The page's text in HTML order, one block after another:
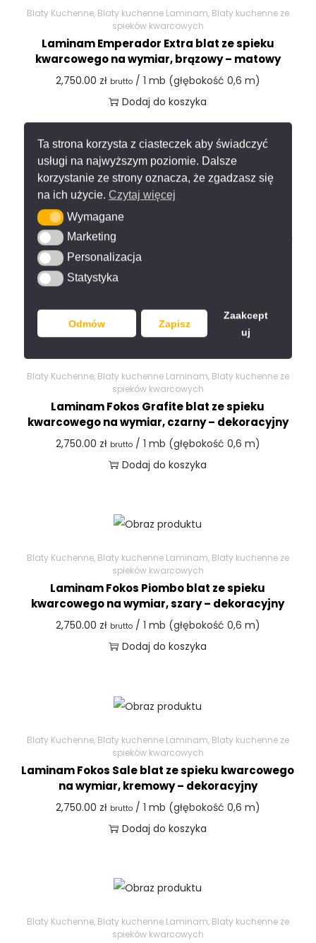
Ta strona korzysta z ciasteczek aby świadczyć
usługi na najwyższym poziomie. Dalsze
korzystanie ze strony oznacza, że zgadzasz się
na ich użycie. Czytaj więcej
WymaganeWymagane
MarketingMarketing
Personalizacja
Personalizacja
StatystykaStatystyka
Odmów Zapisz
Zaakcept
uj
Blaty Kuchenne, Blaty kuchenne Laminam, Blaty kuchenne ze
spieków kwarcowych
Laminam Emperador Extra blat ze spieku
kwarcowego na wymiar, brązowy – matowy
2,750.00 zł brutto/ 1 mb (głębokość 0,6 m)
Dodaj do koszyka
Blaty Kuchenne,Blaty kuchenne Laminam
Laminam Fluido Solido Blu blat ze spieku
kwarcowego na wymiar, niebieski – polerowany
2,750.00zł brutto/ 1 mb (głębokość 0,6 m)
Blaty Kuchenne, Blaty kuchenne Laminam, Blaty kuchenne ze
spieków kwarcowych
Laminam Fokos Grafite blat ze spieku
kwarcowego na wymiar, czarny – dekoracyjny
2,750.00 zł brutto/ 1 mb (głębokość 0,6 m)
Dodaj do koszyka
Blaty Kuchenne, Blaty kuchenne Laminam, Blaty kuchenne ze
spieków kwarcowych
Laminam Fokos Piombo blat ze spieku
kwarcowego na wymiar, szary – dekoracyjny
2,750.00 zł brutto/ 1 mb (głębokość 0,6 m)
Dodaj do koszyka
Blaty Kuchenne, Blaty kuchenne Laminam, Blaty kuchenne ze
spieków kwarcowych
Laminam Fokos Sale blat ze spieku kwarcowego
na wymiar, kremowy – dekoracyjny
2,750.00 zł brutto/ 1 mb (głębokość 0,6 m)
Dodaj do koszyka
Blaty Kuchenne, Blaty kuchenne Laminam, Blaty kuchenne ze
spieków kwarcowych